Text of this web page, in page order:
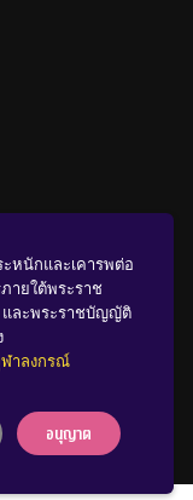
ล
หนักและเคารพต่อ
ายใต้พระราช
ละพระราชบัญญัติ
าลงกรณ์
อนุญาต